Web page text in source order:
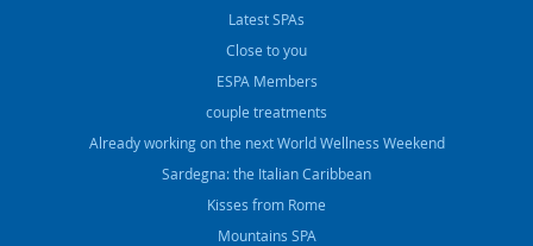
Latest SPAs
Close to you
ESPA Members
couple treatments
Already working on the next World Wellness Weekend
Sardegna: the Italian Caribbean
Kisses from Rome
Mountains SPA